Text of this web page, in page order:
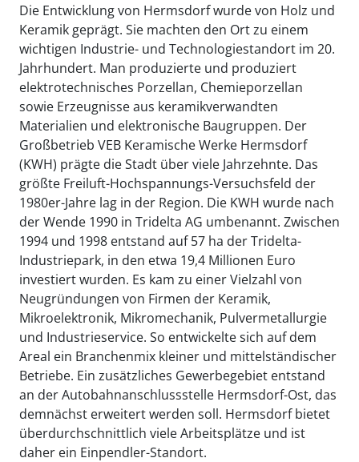
Die Entwicklung von Hermsdorf wurde von Holz und
Keramik geprägt. Sie machten den Ort zu einem
wichtigen Industrie- und Technologiestandort im 20.
Jahrhundert. Man produzierte und produziert
elektrotechnisches Porzellan, Chemieporzellan
sowie Erzeugnisse aus keramikverwandten
Materialien und elektronische Baugruppen. Der
Großbetrieb VEB Keramische Werke Hermsdorf
(KWH) prägte die Stadt über viele Jahrzehnte. Das
größte Freiluft-Hochspannungs-Versuchsfeld der
1980er-Jahre lag in der Region. Die KWH wurde nach
der Wende 1990 in Tridelta AG umbenannt. Zwischen
1994 und 1998 entstand auf 57 ha der Tridelta-
Industriepark, in den etwa 19,4 Millionen Euro
investiert wurden. Es kam zu einer Vielzahl von
Neugründungen von Firmen der Keramik,
Mikroelektronik, Mikromechanik, Pulvermetallurgie
und Industrieservice. So entwickelte sich auf dem
Areal ein Branchenmix kleiner und mittelständischer
Betriebe. Ein zusätzliches Gewerbegebiet entstand
an der Autobahnanschlussstelle Hermsdorf-Ost, das
demnächst erweitert werden soll. Hermsdorf bietet
überdurchschnittlich viele Arbeitsplätze und ist
daher ein Einpendler-Standort.